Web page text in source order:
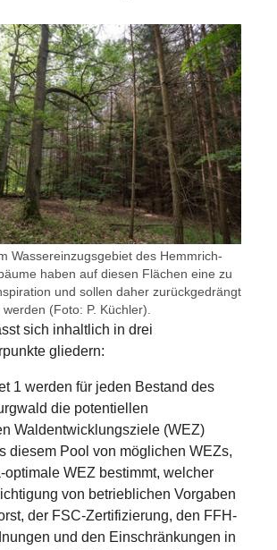
for:
Wassereinzugsgebiet des Hemmrich-
haben auf diesen Flächen eine zu
und sollen daher zurückgedrängt
werden (Foto: P. Küchler).
sich inhaltlich in drei
gliedern:
1 werden für jeden Bestand des
die potentiellen
Waldentwicklungsziele (WEZ)
diesem Pool von möglichen WEZs,
optimale WEZ bestimmt, welcher
von betrieblichen Vorgaben
der FSC-Zertifizierung, den FFH-
und den Einschränkungen in